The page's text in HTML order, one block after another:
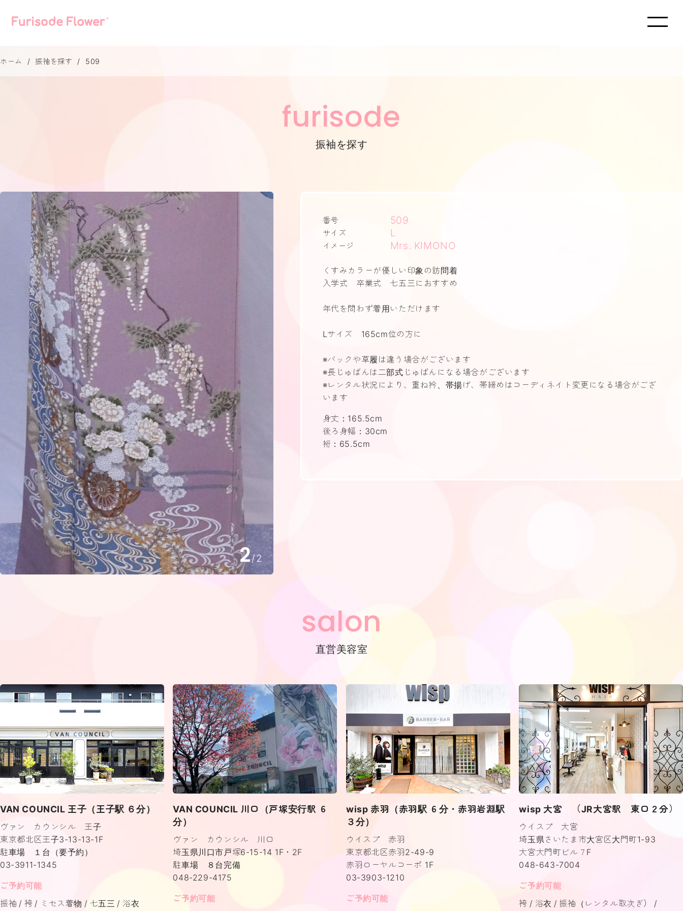
ホーム 振袖を探す 509
furisode
振袖を探す
1/2
番号 509
サイズ L
イメージ Mrs. KIMONO
くすみカラーが優しい印象の訪問着
入学式 卒業式 七五三におすすめ
年代を問わず着用いただけます
Lサイズ 165cm位の方に
※バックや草履は違う場合がございます
※長じゅばんは二部式じゅばんになる場合がございます
※レンタル状況により、重ね衿、帯揚げ、帯締めはコーディネイト変更になる場合がござ
います
身丈：165.5cm
後ろ身幅：30cm
裄：65.5cm
salon
直営美容室
VAN COUNCIL 王子（王子駅 ６分）
ヴァン カウンシル 王子
東京都北区王子3-13-13-1F
駐車場 １台（要予約）
03-3911-1345
ご予約可能
振袖
袴 ミセス着物 七五三 浴衣
VAN COUNCIL 川口（戸塚安行駅 ６
分）
ヴァン カウンシル 川口
埼玉県川口市戸塚6-15-14 1F・2F
駐車場 ８台完備
048-229-4175
ご予約可能
wisp 赤羽（赤羽駅 ６分・赤羽岩淵駅
３分）
ウイスプ 赤羽
東京都北区赤羽2-49-9
赤羽ローヤルコーポ 1F
03-3903-1210
ご予約可能
wisp 大宮 （JR大宮駅 東口２分）
ウイスプ 大宮
埼玉県さいたま市大宮区大門町1-93
大宮大門町ビル７F
048-643-7004
ご予約可能
袴
浴衣 振袖（レンタル取次ぎ）